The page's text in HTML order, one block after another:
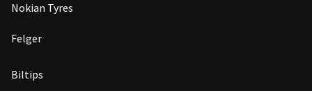
Nokian Tyres
Felger
Biltips